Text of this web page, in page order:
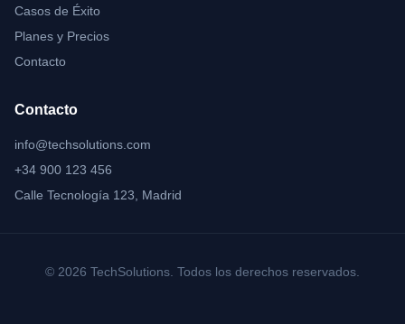
Casos de Éxito
Planes y Precios
Contacto
Contacto
info@techsolutions.com
+34 900 123 456
Calle Tecnología 123, Madrid
© 2026 TechSolutions. Todos los derechos reservados.